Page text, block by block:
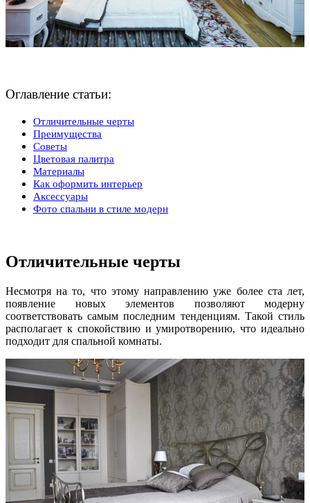
Оглавление статьи:
Отличительные черты
Преимущества
Советы
Цветовая палитра
Материалы
Как оформить интерьер
Аксессуары
Фото спальни в стиле модерн
Отличительные черты
Несмотря на то, что этому направлению уже более ста лет,
появление новых элементов позволяют модерну
соответствовать самым последним тенденциям. Такой стиль
располагает к спокойствию и умиротворению, что идеально
подходит для спальной комнаты.